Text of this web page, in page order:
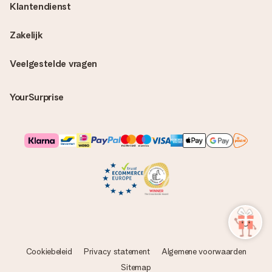
Veelgestelde vragen
YourSurprise
Klantendienst
Zakelijk
Cookiebeleid Privacy statement
Algemene voorwaarden
Sitemap